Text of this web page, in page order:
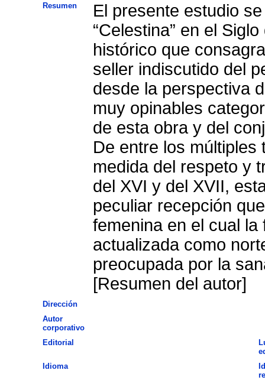
Resumen
El presente estudio
“Celestina” en el
histórico que
seller indiscutido del
desde la perspectiva
muy opinables
de esta obra y del
De entre los múltiples
medida del respeto y
del XVI y del XVII,
peculiar recepción
femenina en el cual
actualizada como
preocupada por la
[Resumen del autor]
Dirección
Autor
corporativo
Editorial
Idioma